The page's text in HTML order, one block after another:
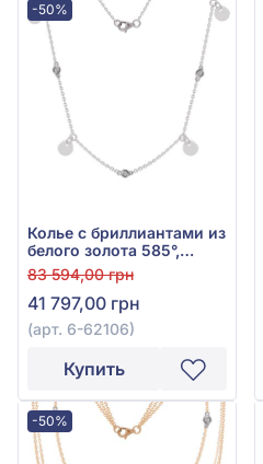
-50%
Колье с бриллиантами из
белого золота 585°,
бриллиант 0,07ct, арт. 6-
62106
83 594,00 грн
41 797,00 грн
(арт. 6-62106)
Купить
-50%